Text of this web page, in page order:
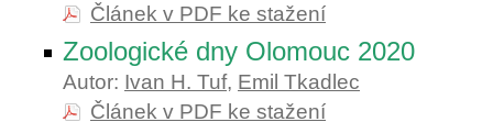
Článek v PDF ke stažení
Zoologické dny Olomouc 2020
Autor: Ivan H. Tuf, Emil Tkadlec
Článek v PDF ke stažení